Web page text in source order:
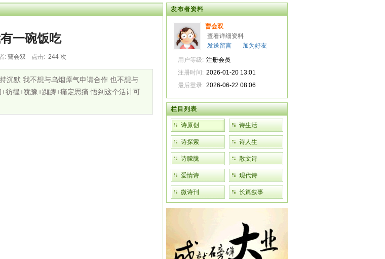
一碗饭吃
: 曹会双 点击: 244 次
沉默 我不想与乌烟瘴气申请合作 也不想与
彷徨+犹豫+踟踌+痛定思痛 悟到这个活计可
发布者资料
曹会双
查看详细资料
发送留言
加为好友
用户等级: 注册会员
注册时间: 2026-01-20 13:01
最后登录: 2026-06-22 08:06
栏目列表
诗原创 诗生活
诗探索 诗人生
诗朦胧 散文诗
爱情诗 现代诗
微诗刊 长篇叙事